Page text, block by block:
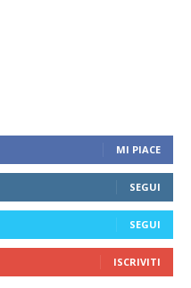
MI PIACE
SEGUI
SEGUI
ISCRIVITI